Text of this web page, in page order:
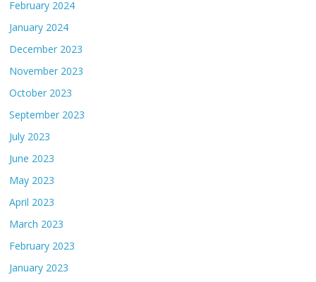
February 2024
January 2024
December 2023
November 2023
October 2023
September 2023
July 2023
June 2023
May 2023
April 2023
March 2023
February 2023
January 2023